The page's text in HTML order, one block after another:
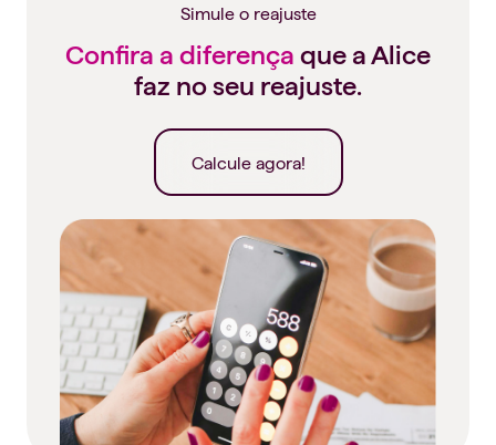
Simule o reajuste
Confira a diferença que a Alice
faz no seu reajuste.
Calcule agora!